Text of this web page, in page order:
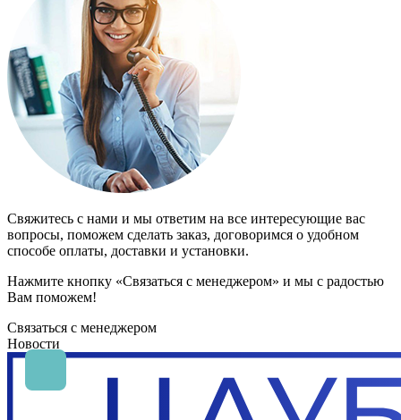
Свяжитесь с нами и мы ответим на все интересующие вас
вопросы, поможем сделать заказ, договоримся о удобном
способе оплаты, доставки и установки.
Нажмите кнопку «Связаться с менеджером» и мы с радостью
Вам поможем!
Связаться с менеджером
Новости